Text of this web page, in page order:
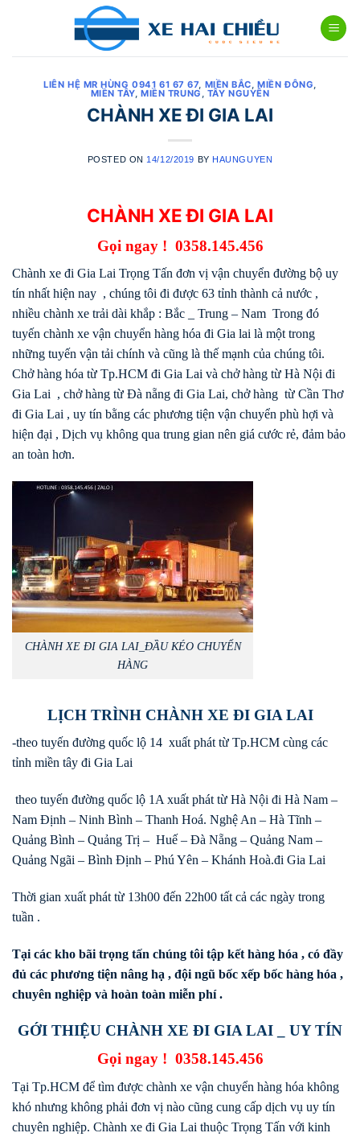
LIÊN HỆ MR HÙNG 0941 61 67 67, MIỀN BẮC,MIỀN ĐÔNG,
MIỀN TÂY,MIỀN TRUNG , TÂY NGUYÊN
CHÀNH XE ĐI GIA LAI
POSTED ON 14/12/2019 BY HAUNGUYEN
CHÀNH XE ĐI GIA LAI
Gọi ngay ! 0358.145.456
Chành xe đi Gia Lai Trọng Tấn đơn vị vận chuyển đường bộ uy
tín nhất hiện nay , chúng tôi đi được 63 tỉnh thành cả nước ,
nhiều chành xe trải dài khắp : Bắc _ Trung – Nam Trong đó
tuyến chành xe vận chuyển hàng hóa đi Gia lai là một trong
những tuyến vận tải chính và cũng là thế mạnh của chúng tôi.
Chở hàng hóa từ Tp.HCM đi Gia Lai và chở hàng từ Hà Nội đi
Gia Lai , chở hàng từ Đà nẵng đi Gia Lai, chở hàng từ Cần Thơ
đi Gia Lai , uy tín bằng các phương tiện vận chuyển phù hợi và
hiện đại , Dịch vụ không qua trung gian nên giá cước rẻ, đảm bảo
an toàn hơn.
CHÀNH XE ĐI GIA LAI_ĐẦU KÉO CHUYỂN
HÀNG
LỊCH TRÌNH CHÀNH XE ĐI GIA LAI
-theo tuyến đường quốc lộ 14 xuất phát từ Tp.HCM cùng các
tỉnh miền tây đi Gia Lai
theo tuyến đường quốc lộ 1A xuất phát từ Hà Nội đi Hà Nam –
Nam Định – Ninh Bình – Thanh Hoá. Nghệ An – Hà Tĩnh –
Quảng Bình – Quảng Trị – Huế – Đà Nẵng – Quảng Nam –
Quảng Ngãi – Bình Định – Phú Yên – Khánh Hoà.đi Gia Lai
Thời gian xuất phát từ 13h00 đến 22h00 tất cả các ngày trong
tuần .
Tại các kho bãi trọng tấn chúng tôi tập kết hàng hóa , có đầy
đủ các phương tiện nâng hạ , đội ngũ bốc xếp bốc hàng hóa ,
chuyên nghiệp và hoàn toàn miễn phí .
GỚI THIỆU CHÀNH XE ĐI GIA LAI _ UY TÍN
Gọi ngay ! 0358.145.456
Tại Tp.HCM để tìm được chành xe vận chuyển hàng hóa không
khó nhưng không phải đơn vị nào cũng cung cấp dịch vụ uy tín
chuyên nghiệp. Chành xe đi Gia Lai thuộc Trọng Tấn với kinh